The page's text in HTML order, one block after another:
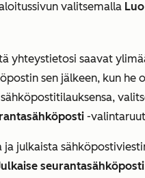
valitsemalla
yhteystietosi saavat
sen jälkeen, kun he
-
ja julkaista
seurantasähköposti